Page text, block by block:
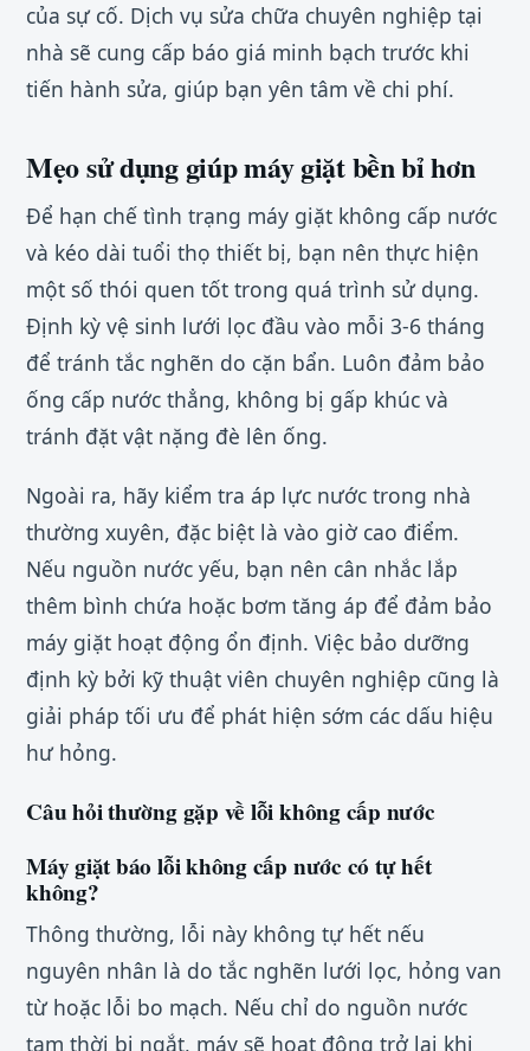
của sự cố. Dịch vụ sửa chữa chuyên nghiệp tại
nhà sẽ cung cấp báo giá minh bạch trước khi
tiến hành sửa, giúp bạn yên tâm về chi phí.
Mẹo sử dụng giúp máy giặt bền bỉ hơn
Để hạn chế tình trạng máy giặt không cấp nước
và kéo dài tuổi thọ thiết bị, bạn nên thực hiện
một số thói quen tốt trong quá trình sử dụng.
Định kỳ vệ sinh lưới lọc đầu vào mỗi 3-6 tháng
để tránh tắc nghẽn do cặn bẩn. Luôn đảm bảo
ống cấp nước thẳng, không bị gấp khúc và
tránh đặt vật nặng đè lên ống.
Ngoài ra, hãy kiểm tra áp lực nước trong nhà
thường xuyên, đặc biệt là vào giờ cao điểm.
Nếu nguồn nước yếu, bạn nên cân nhắc lắp
thêm bình chứa hoặc bơm tăng áp để đảm bảo
máy giặt hoạt động ổn định. Việc bảo dưỡng
định kỳ bởi kỹ thuật viên chuyên nghiệp cũng là
giải pháp tối ưu để phát hiện sớm các dấu hiệu
hư hỏng.
Câu hỏi thường gặp về lỗi không cấp nước
Máy giặt báo lỗi không cấp nước có tự hết
không?
Thông thường, lỗi này không tự hết nếu
nguyên nhân là do tắc nghẽn lưới lọc, hỏng van
từ hoặc lỗi bo mạch. Nếu chỉ do nguồn nước
tạm thời bị ngắt, máy sẽ hoạt động trở lại khi